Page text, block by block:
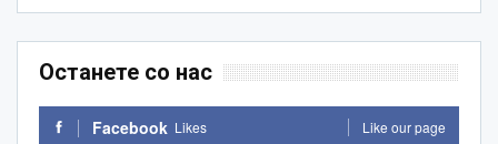
Останете со нас
Facebook Likes Like our page